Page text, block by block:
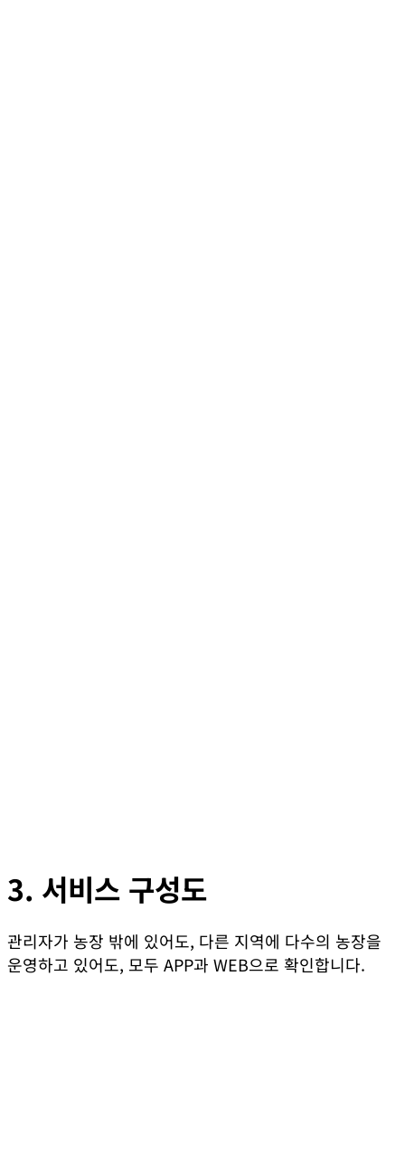
3. 서비스 구성도
관리자가 농장 밖에 있어도, 다른 지역에 다수의 농장을
운영하고 있어도, 모두 APP과 WEB으로 확인합니다.